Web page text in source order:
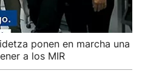
ponen en marcha una
a los MIR